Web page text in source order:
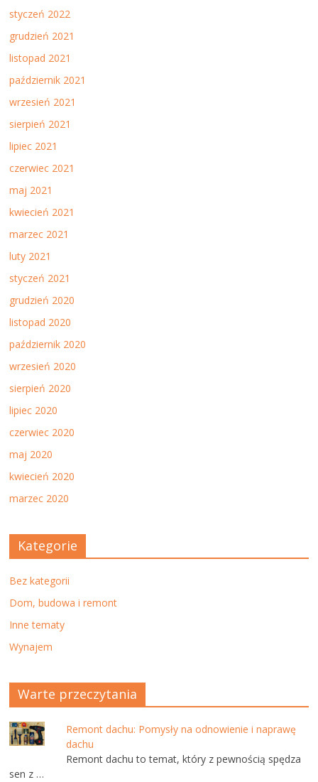
styczeń 2022
grudzień 2021
listopad 2021
październik 2021
wrzesień 2021
sierpień 2021
lipiec 2021
czerwiec 2021
maj 2021
kwiecień 2021
marzec 2021
luty 2021
styczeń 2021
grudzień 2020
listopad 2020
październik 2020
wrzesień 2020
sierpień 2020
lipiec 2020
czerwiec 2020
maj 2020
kwiecień 2020
marzec 2020
Kategorie
Bez kategorii
Dom, budowa i remont
Inne tematy
Wynajem
Warte przeczytania
Remont dachu: Pomysły na odnowienie i naprawę
dachu
Remont dachu to temat, który z pewnością spędza
sen z …